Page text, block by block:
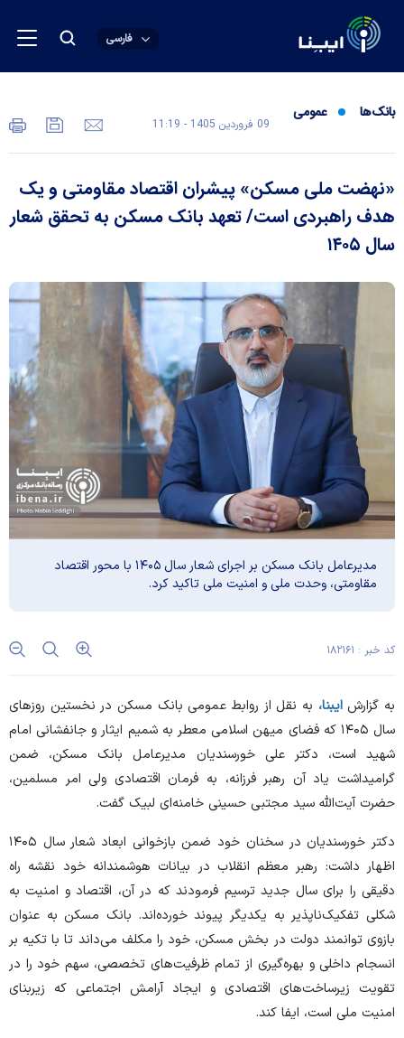
فارسی
بانک‌ها عمومی
09 فروردين 1405 - 11:19
«نهضت ملی مسکن» پیشران اقتصاد مقاومتی و یک
هدف راهبردی است/ تعهد بانک مسکن به تحقق شعار
سال ۱۴۰۵
مدیرعامل بانک مسکن بر اجرای شعار سال ۱۴۰۵ با محور اقتصاد
مقاومتی، وحدت ملی و امنیت ملی تاکید کرد.
کد خبر : ۱۸۲۱۶۱
به گزارشایبنا، به نقل از روابط عمومی بانک مسکن در نخستین روز‌های
سال ۱۴۰۵ که فضای میهن اسلامی معطر به شمیم ایثار و جانفشانی امام
شهید است، دکتر علی خورسندیان مدیرعامل بانک مسکن، ضمن
گرامیداشت یاد آن رهبر فرزانه، به فرمان اقتصادی ولی امر مسلمین،
حضرت آیت‌الله سید مجتبی حسینی خامنه‌ای لبیک گفت.
دکتر خورسندیان در سخنان خود ضمن بازخوانی ابعاد شعار سال ۱۴۰۵
اظهار داشت: رهبر معظم انقلاب در بیانات هوشمندانه خود نقشه راه
دقیقی را برای سال جدید ترسیم فرمودند که در آن، اقتصاد و امنیت به
شکلی تفکیک‌ناپذیر به یکدیگر پیوند خورده‌اند. بانک مسکن به عنوان
بازوی توانمند دولت در بخش مسکن، خود را مکلف می‌داند تا با تکیه بر
انسجام داخلی و بهره‌گیری از تمام ظرفیت‌های تخصصی، سهم خود را در
تقویت زیرساخت‌های اقتصادی و ایجاد آرامش اجتماعی که زیربنای
امنیت ملی است، ایفا کند.